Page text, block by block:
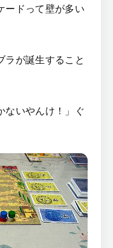
ードって壁が多い
ラが誕生すること
ないやんけ！」ぐ